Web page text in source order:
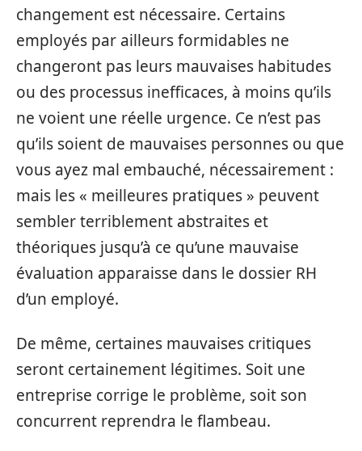
changement est nécessaire. Certains
employés par ailleurs formidables ne
changeront pas leurs mauvaises habitudes
ou des processus inefficaces, à moins qu’ils
ne voient une réelle urgence. Ce n’est pas
qu’ils soient de mauvaises personnes ou que
vous ayez mal embauché, nécessairement :
mais les « meilleures pratiques » peuvent
sembler terriblement abstraites et
théoriques jusqu’à ce qu’une mauvaise
évaluation apparaisse dans le dossier RH
d’un employé.
De même, certaines mauvaises critiques
seront certainement légitimes. Soit une
entreprise corrige le problème, soit son
concurrent reprendra le flambeau.